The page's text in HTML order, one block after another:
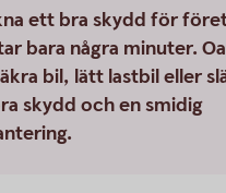
ett bra skydd för
bara några minuter.
bil, lätt lastbil eller
skydd och en smidig